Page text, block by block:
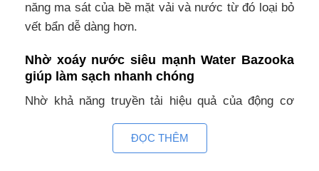
năng ma sát của bề mặt vải và nước từ đó loại bỏ
vết bẩn dễ dàng hơn.
Nhờ xoáy nước siêu mạnh Water Bazooka
giúp làm sạch nhanh chóng
Nhờ khả năng truyền tải hiệu quả của động cơ
biến tần TD Inverter giúp tạo xoáy nước Bazooka
siêu mạnh giúp xà phòng dễ dàng thẩm thấu sâu
ĐỌC THÊM